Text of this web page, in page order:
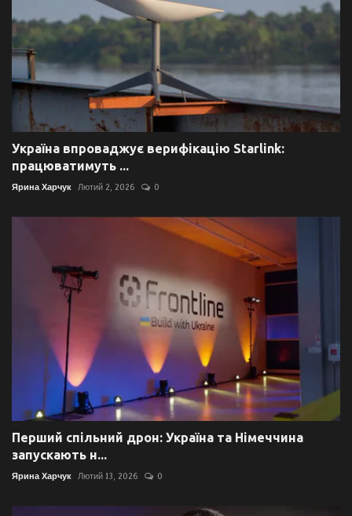
Україна впроваджує верифікацію Starlink:
працюватимуть ...
Ярина Харчук Лютий 2, 2026 0
Перший спільний дрон: Україна та Німеччина
запускають н...
Ярина Харчук Лютий 13, 2026 0